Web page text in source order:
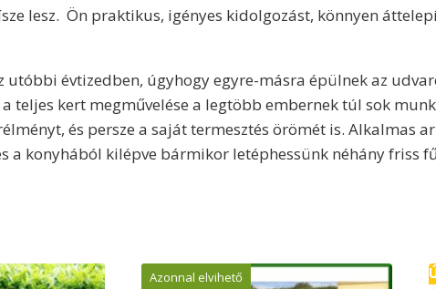
lesz. Ön praktikus, igényes kidolgozást, könnyen
évtizedben, úgyhogy egyre-másra épülnek az
teljes kert megművelése a legtöbb embernek túl sok
és persze a saját termesztés örömét is. Alkalmas
a konyhából kilépve bármikor letéphessünk néhány friss
Azonnal elvihető